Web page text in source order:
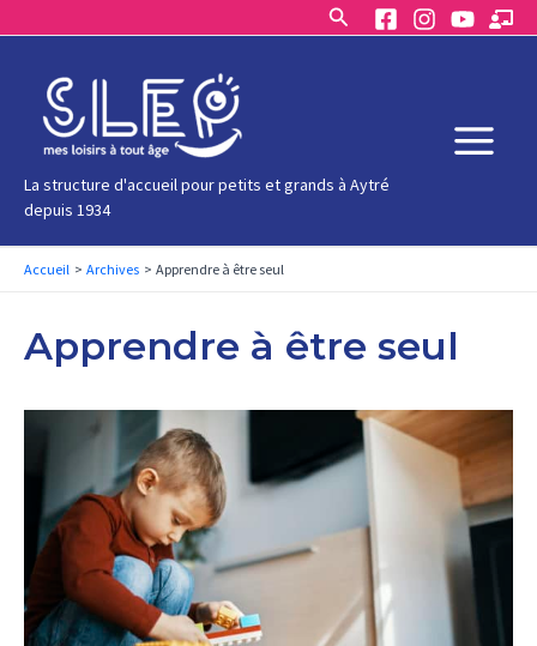
contenu
Rechercher
La structure d'accueil pour petits et grands à Aytré
depuis 1934
Main
Accueil Archives Apprendre à être seul
Apprendre à être seul